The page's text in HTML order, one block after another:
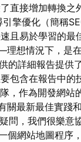
直接增加轉換
擎優化（簡稱
且易於學習的
想情況下，是
詳細報告提供
包含在報告中
作為開發網站
關最新最佳實
，我們很樂意
個網站地圖程序